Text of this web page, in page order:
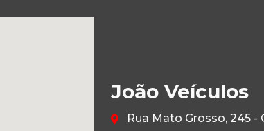
João Veículos
Rua Mato Grosso, 245